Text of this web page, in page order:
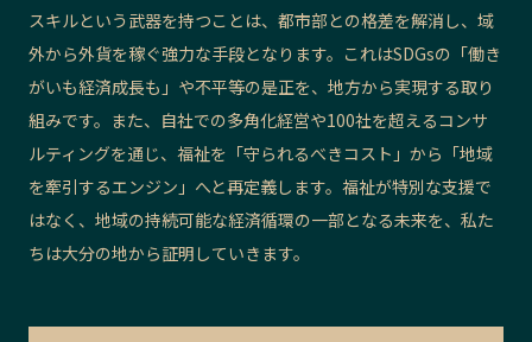
スキルという武器を持つことは、都市部との格差を解消し、域
外から外貨を稼ぐ強力な手段となります。これはSDGsの「働き
がいも経済成長も」や不平等の是正を、地方から実現する取り
組みです。また、自社での多角化経営や100社を超えるコンサ
ルティングを通じ、福祉を「守られるべきコスト」から「地域
を牽引するエンジン」へと再定義します。福祉が特別な支援で
はなく、地域の持続可能な経済循環の一部となる未来を、私た
ちは大分の地から証明していきます。